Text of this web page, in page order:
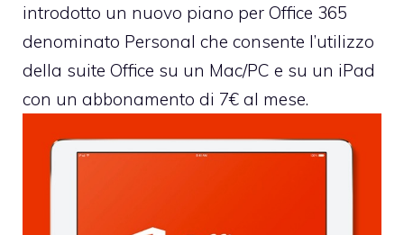
introdotto un nuovo piano per Office 365
denominato Personal che consente l’utilizzo
della suite Office su un Mac/PC e su un iPad
con un abbonamento di 7€ al mese.